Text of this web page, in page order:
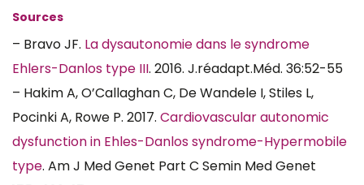
Sources
– Bravo JF. La dysautonomie dans le syndrome
Ehlers-Danlos type III. 2016. J.réadapt.Méd. 36:52-55
– Hakim A, O’Callaghan C, De Wandele I, Stiles L,
Pocinki A, Rowe P. 2017. Cardiovascular autonomic
dysfunction in Ehles-Danlos syndrome-Hypermobile
type. Am J Med Genet Part C Semin Med Genet